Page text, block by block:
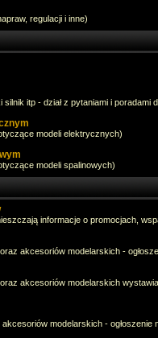
regulacji i inne)
itp - dział z pytaniami i poradami
modeli elektrycznych)
modeli spalinowych)
informacje o promocjach,
akcesoriów modelarskich -
akcesoriów modelarskich
modelarskich -